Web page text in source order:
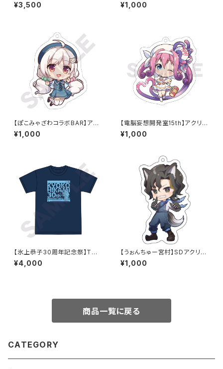
¥3,500 ¥1,000
【ぽこみゃざわコラボBAR】アク
リルキーホルダー 小沢悠
¥1,000
【電脳妄想開発室15th】アクリル
キーホルダー
¥1,000
【氷上恭子30周年記念祭】Tシ
ャツ
¥4,000
【うぉんちゅー宮村】SDアクリル
キーホルダー_HYBRID SENSE
（人狼）
¥1,000
商品一覧に戻る
CATEGORY